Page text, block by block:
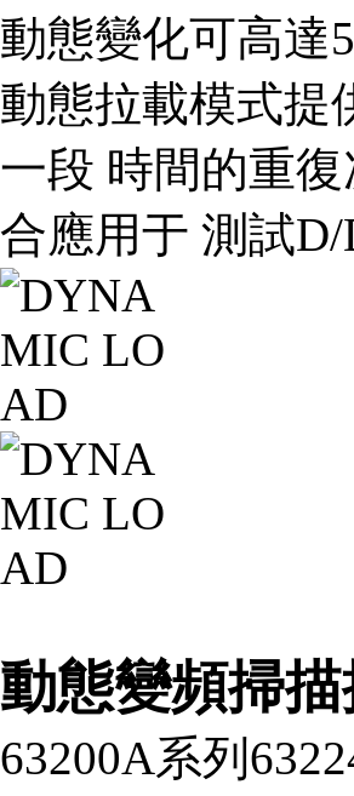
動態變化可高達
動態拉載模式提
一段 時間的重
合應用于 測試
動態變頻掃描
63200A系列